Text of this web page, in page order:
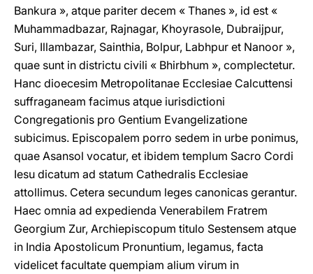
Bankura », atque pariter decem « Thanes », id est «
Muhammadbazar, Rajnagar, Khoyrasole, Dubraijpur,
Suri, Illambazar, Sainthia, Bolpur, Labhpur et Nanoor »,
quae sunt in districtu civili « Bhirbhum », complectetur.
Hanc dioecesim Metropolitanae Ecclesiae Calcuttensi
suffraganeam facimus atque iurisdictioni
Congregationis pro Gentium Evangelizatione
subicimus. Episcopalem porro sedem in urbe ponimus,
quae Asansol vocatur, et ibidem templum Sacro Cordi
Iesu dicatum ad statum Cathedralis Ecclesiae
attollimus. Cetera secundum leges canonicas gerantur.
Haec omnia ad expedienda Venerabilem Fratrem
Georgium Zur, Archiepiscopum titulo Sestensem atque
in India Apostolicum Pronuntium, legamus, facta
videlicet facultate quempiam alium virum in